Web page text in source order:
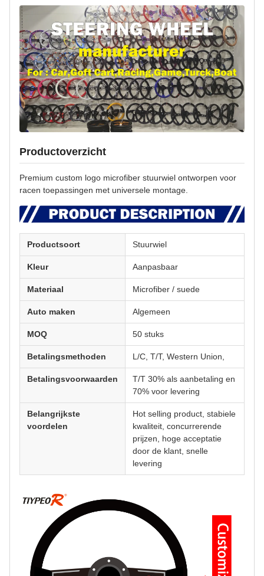
Productoverzicht
Premium custom logo microfiber stuurwiel ontworpen voor
racen toepassingen met universele montage.
Productsoort Stuurwiel
Kleur Aanpasbaar
Materiaal Microfiber / suede
Auto maken Algemeen
MOQ 50 stuks
Betalingsmethoden L/C, T/T, Western Union,
Betalingsvoorwaarden
T/T 30% als aanbetaling en
70% voor levering
Belangrijkste
voordelen
Hot selling product, stabiele
kwaliteit, concurrerende
prijzen, hoge acceptatie
door de klant, snelle
levering